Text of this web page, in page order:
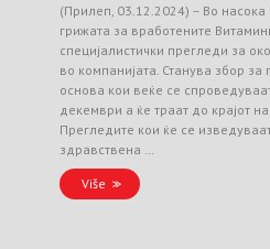
(Прилеп, 03.12.2024) – Во
грижата за вработените
специјалистички прегледи за
во компанијата. Станува збор
основа кои веќе се
декември а ќе траат до крајот
Прегледите кои ќе се
здравствена …
Više